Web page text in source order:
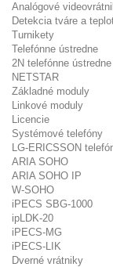
Analógové
Detekcia tváre a
Turnikety
Telefónne ústredne
2N telefónne ústredne
NETSTAR
Základné moduly
Linkové moduly
Licencie
Systémové telefóny
LG-ERICSSON
ARIA SOHO
ARIA SOHO IP
W-SOHO
iPECS SBG-1000
ipLDK-20
iPECS-MG
iPECS-LIK
Dverné vrátniky